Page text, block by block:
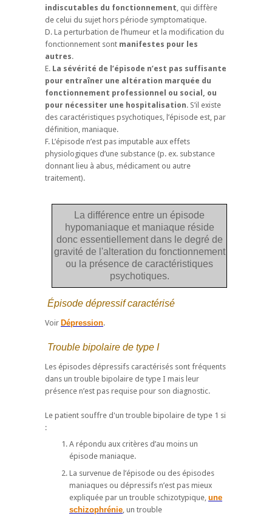
indiscutables du fonctionnement, qui diffère
de celui du sujet hors période symptomatique.
D. La perturbation de l’humeur et la modification du
fonctionnement sont manifestes pour les
autres.
E. La sévérité de l’épisode n’est pas suffisante
pour entraîner une altération marquée du
fonctionnement professionnel ou social, ou
pour nécessiter une hospitalisation. S’il existe
des caractéristiques psychotiques, l’épisode est, par
définition, maniaque.
F. L’épisode n’est pas imputable aux effets
physiologiques d’une substance (p. ex. substance
donnant lieu à abus, médicament ou autre
traitement).
La différence entre un épisode
hypomaniaque et maniaque réside
donc essentiellement dans le degré de
gravité de l'alteration du fonctionnement
ou la présence de caractéristiques
psychotiques.
Épisode dépressif caractérisé
Voir Dépression.
Trouble bipolaire de type I
Les épisodes dépressifs caractérisés sont fréquents
dans un trouble bipolaire de type I mais leur
présence n’est pas requise pour son diagnostic.
Le patient souffre d'un trouble bipolaire de type 1 si
:
A répondu aux critères d’au moins un
épisode maniaque.
La survenue de l’épisode ou des épisodes
maniaques ou dépressifs n’est pas mieux
expliquée par un trouble schizotypique, une
schizophrénie , un trouble